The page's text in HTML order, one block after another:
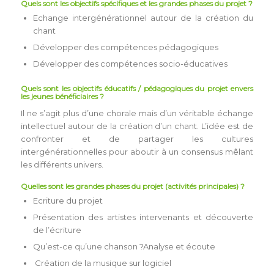
Quels sont les objectifs spécifiques et les grandes phases du projet ?
Echange intergénérationnel autour de la création du
chant
Développer des compétences pédagogiques
Développer des compétences socio-éducatives
Quels sont les objectifs éducatifs / pédagogiques du projet envers
les jeunes bénéficiaires ?
Il ne s’agit plus d’une chorale mais d’un véritable échange
intellectuel autour de la création d’un chant. L’idée est de
confronter et de partager les cultures
intergénérationnelles pour aboutir à un consensus mêlant
les différents univers.
Quelles sont les grandes phases du projet (activités principales) ?
Ecriture du projet
Présentation des artistes intervenants et découverte
de l’écriture
Qu’est-ce qu’une chanson ?Analyse et écoute
Création de la musique sur logiciel